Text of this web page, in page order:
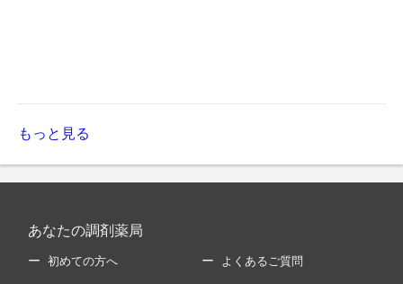
もっと見る
あなたの調剤薬局
初めての方へ よくあるご質問